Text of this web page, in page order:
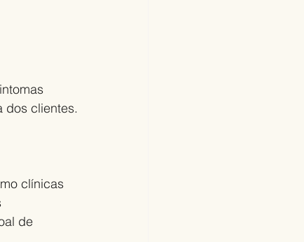
dos clientes.
clínicas
de